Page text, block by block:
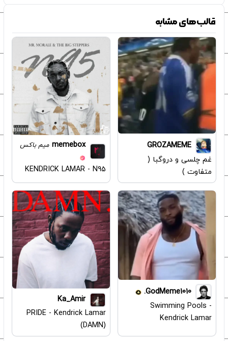
قالب‌های مشابه
GROZAMEME
غم چلسی و دروگبا (
متفاوت )
memebox میم باکس
KENDRICK LAMAR - N95
GodMeme1010.
Swimming Pools -
Kendrick Lamar
Ka_Amir
PRIDE - Kendrick Lamar
(DAMN)